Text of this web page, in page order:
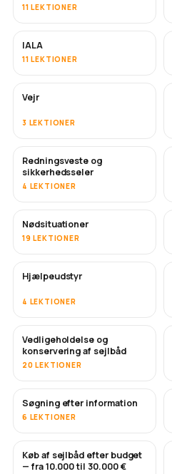
11 LEKTIONER
IALA
11 LEKTIONER
Vejr
3 LEKTIONER
Redningsveste og
sikkerhedsseler
4 LEKTIONER
Nødsituationer
19 LEKTIONER
Hjælpeudstyr
4 LEKTIONER
Vedligeholdelse og
konservering af sejlbåd
20 LEKTIONER
Søgning efter information
6 LEKTIONER
SNART
Køb af sejlbåd efter budget
— fra 10.000 til 30.000 €